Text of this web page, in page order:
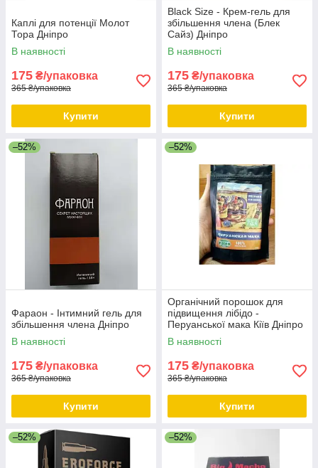
Каплі для потенції Молот
Тора Дніпро
В наявності
175 ₴/упаковка
365 ₴/упаковка
Купити
Black Size - Крем-гель для
збільшення члена (Блек
Сайз) Дніпро
В наявності
175 ₴/упаковка
365 ₴/упаковка
Купити
–52%
Фараон - Інтимний гель для
збільшення члена Дніпро
В наявності
175 ₴/упаковка
365 ₴/упаковка
Купити
–52%
Органічний порошок для
підвищення лібідо -
Перуанської мака Кіїв Дніпро
В наявності
175 ₴/упаковка
365 ₴/упаковка
Купити
–52% –52%